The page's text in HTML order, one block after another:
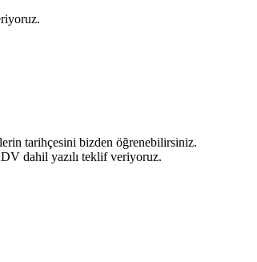
tarihçesini bizden öğrenebilirsiniz.
dahil yazılı teklif veriyoruz.